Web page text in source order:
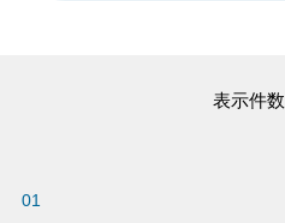
表示件数
01